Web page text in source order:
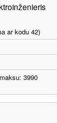
ar kodu 42)
3990